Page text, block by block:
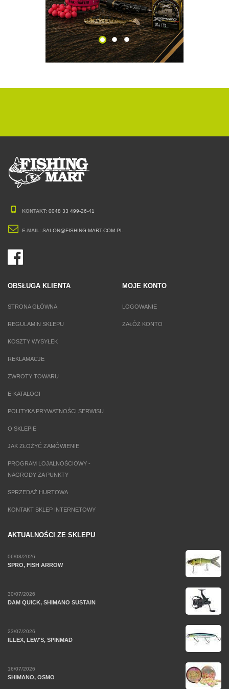
KONTAKT: 0048 33 499-26-41
E-MAIL: SALON@FISHING-MART.COM.PL
OBSŁUGA KLIENTA
STRONA GŁÓWNA
REGULAMIN SKLEPU
KOSZTY WYSYŁEK
REKLAMACJE
ZWROTY TOWARU
E-KATALOGI
POLITYKA PRYWATNOŚCI SERWISU
O SKLEPIE
JAK ZŁOŻYĆ ZAMÓWIENIE
PROGRAM LOJALNOŚCIOWY -
NAGRODY ZA PUNKTY
SPRZEDAŻ HURTOWA
KONTAKT SKLEP INTERNETOWY
MOJE KONTO
LOGOWANIE
ZAŁÓŻ KONTO
AKTUALNOŚCI ZE SKLEPU
06/08/2026
SPRO, FISH ARROW
30/07/2026
DAM QUICK, SHIMANO SUSTAIN
23/07/2026
ILLEX, LEW'S, SPINMAD
16/07/2026
SHIMANO, OSMO